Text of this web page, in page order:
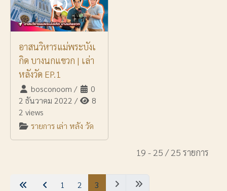
อาสนวิหารแม่พระบังเ
กิด บางนกแขวก | เล่า
หลังวัด EP.1
bosconoom /
0
2 ธันวาคม 2022 /
8
2 views
รายการ เล่า หลัง วัด
19 - 25 / 25 รายการ
1 2 3